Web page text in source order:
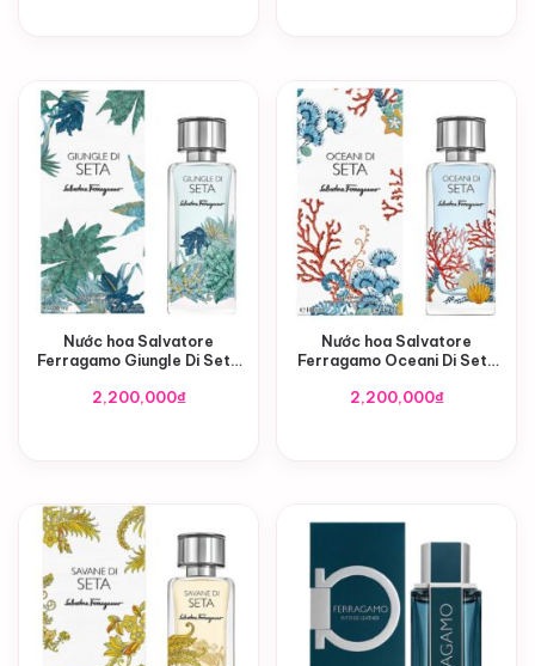
Nước hoa Salvatore
Ferragamo Giungle Di Seta
2,200,000₫
Nước hoa Salvatore
Ferragamo Oceani Di Seta
2,200,000₫